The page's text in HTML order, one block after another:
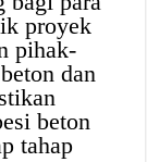
proyek
pihak-
dan
beton
tahap